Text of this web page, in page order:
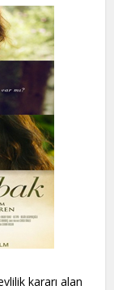
kararı alan